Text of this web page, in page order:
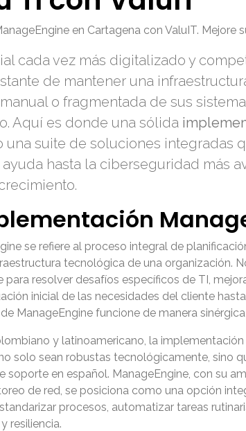
en Cartagena con ValuIT.
cada vez más digitalizado y
de mantener una
o fragmentada de sus
Aquí es donde una sólida
suite de soluciones integradas
hasta la ciberseguridad más
se refiere al proceso integral de
tecnológica de una organización.
resolver desafíos específicos de TI,
inicial de las necesidades del cliente
ManageEngine funcione de manera
y latinoamericano, la
solo sean robustas tecnológicamente, sino
soporte en español. ManageEngine, con su
de red, se posiciona como una opción
procesos, automatizar tareas
resiliencia.